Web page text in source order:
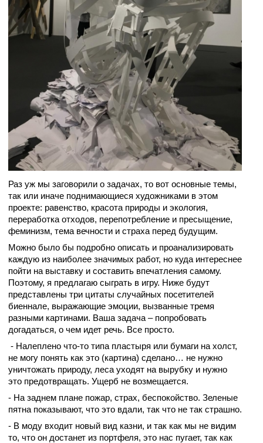
Раз уж мы заговорили о задачах, то вот основные темы,
так или иначе поднимающиеся художниками в этом
проекте: равенство, красота природы и экология,
переработка отходов, перепотребление и пресыщение,
феминизм, тема вечности и страха перед будущим.
Можно было бы подробно описать и проанализировать
каждую из наиболее значимых работ, но куда интереснее
пойти на выставку и составить впечатления самому.
Поэтому, я предлагаю сыграть в игру. Ниже будут
представлены три цитаты случайных посетителей
биеннале, выражающие эмоции, вызванные тремя
разными картинами. Ваша задача – попробовать
догадаться, о чем идет речь. Все просто.
- Налеплено что-то типа пластыря или бумаги на холст,
не могу понять как это (картина) сделано… не нужно
уничтожать природу, леса уходят на вырубку и нужно
это предотвращать. Ущерб не возмещается.
- На заднем плане пожар, страх, беспокойство. Зеленые
пятна показывают, что это вдали, так что не так страшно.
- В моду входит новый вид казни, и так как мы не видим
то, что он достанет из портфеля, это нас пугает, так как